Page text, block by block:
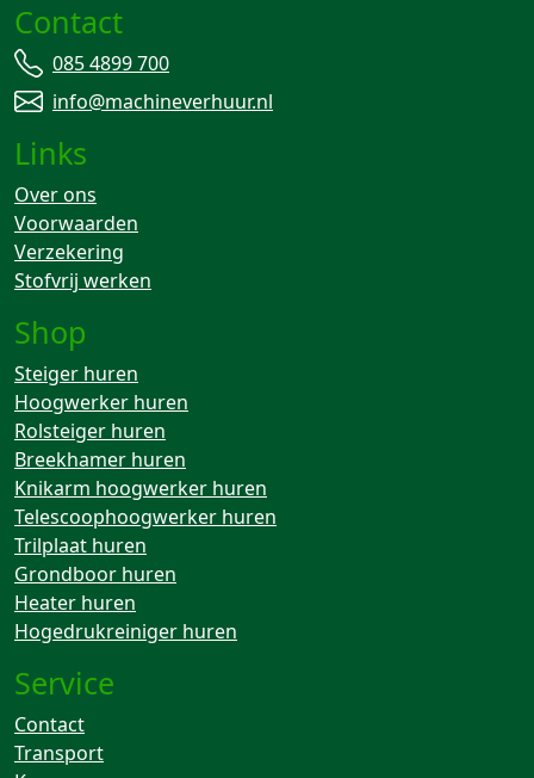
Contact
085 4899 700
info@machineverhuur.nl
Links
Over ons
Voorwaarden
Verzekering
Stofvrij werken
Shop
Steiger huren
Hoogwerker huren
Rolsteiger huren
Breekhamer huren
Knikarm hoogwerker huren
Telescoophoogwerker huren
Trilplaat huren
Grondboor huren
Heater huren
Hogedrukreiniger huren
Service
Contact
Transport